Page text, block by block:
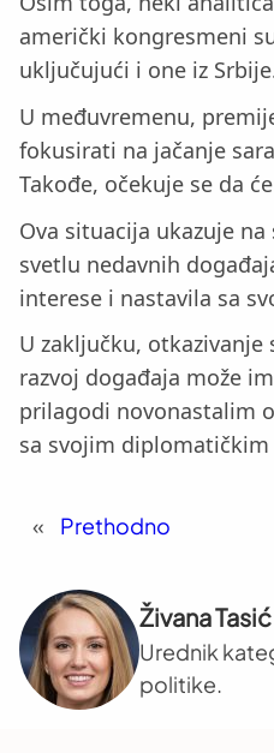
američki kongresmeni
uključujući i one iz
U međuvremenu,
fokusirati na jačanje
Takođe, očekuje se da
Ova situacija ukazuje
svetlu nedavnih
interese i nastavila sa
U zaključku,
razvoj događaja može
prilagodi novonastalim
sa svojim
« Prethodno
Živana Tasić
Urednik
politike.